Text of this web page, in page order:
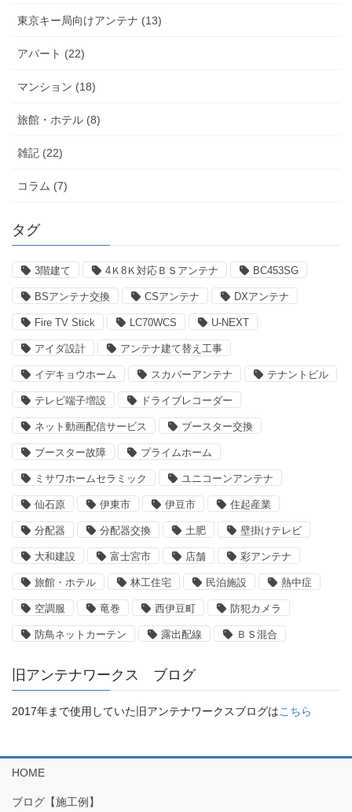
東京キー局向けアンテナ (13)
アパート (22)
マンション (18)
旅館・ホテル (8)
雑記 (22)
コラム (7)
タグ
3階建て 4Ｋ8Ｋ対応ＢＳアンテナ BC453SG
BSアンテナ交換 CSアンテナ DXアンテナ
Fire TV Stick LC70WCS U-NEXT
アイダ設計 アンテナ建て替え工事
イデキョウホーム スカパーアンテナ テナントビル
テレビ端子増設 ドライブレコーダー
ネット動画配信サービス ブースター交換
ブースター故障 プライムホーム
ミサワホームセラミック ユニコーンアンテナ
仙石原 伊東市 伊豆市 住起産業
分配器 分配器交換 土肥 壁掛けテレビ
大和建設 富士宮市 店舗 彩アンテナ
旅館・ホテル 林工住宅 民泊施設 熱中症
空調服 竜巻 西伊豆町 防犯カメラ
防鳥ネットカーテン 露出配線 ＢＳ混合
旧アンテナワークス ブログ
2017年まで使用していた旧アンテナワークスブログはこちら
HOME
ブログ【施工例】